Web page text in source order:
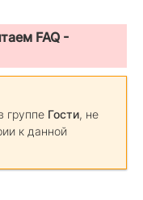
FAQ -
группе Гости, не
к данной